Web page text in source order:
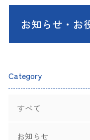
お知らせ・お
Category
すべて
お知らせ